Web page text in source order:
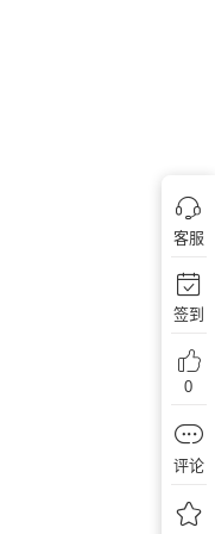
客服
签到
0
评论